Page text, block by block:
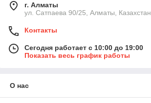
г. Алматы
ул. Сатпаева 90/25, Алматы, Казахстан
Контакты
Сегодня работает с 10:00 до 19:00
Показать весь график работы
О нас